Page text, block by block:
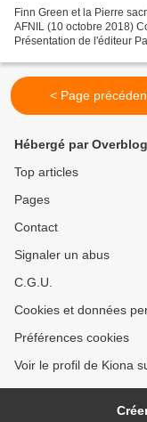
Finn Green et la Pierre
AFNIL (10 octobre 2018)
Présentation de l'éditeur
< Page
Hébergé par Overblog
Top articles
Pages
Contact
Signaler un abus
C.G.U.
Cookies et données
Préférences cookies
Voir le profil de Kiona